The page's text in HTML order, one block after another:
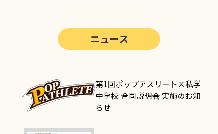
ニュース
第1回ポップアスリート×私学
中学校 合同説明会 実施のお知
らせ